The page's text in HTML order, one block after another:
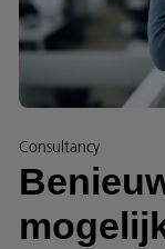
Consultancy